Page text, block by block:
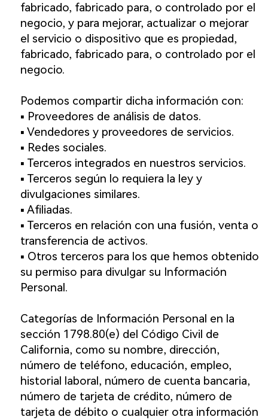
fabricado, fabricado para, o controlado por el
negocio, y para mejorar, actualizar o mejorar
el servicio o dispositivo que es propiedad,
fabricado, fabricado para, o controlado por el
negocio.
Podemos compartir dicha información con:
▪️ Proveedores de análisis de datos.
▪️ Vendedores y proveedores de servicios.
▪️ Redes sociales.
▪️ Terceros integrados en nuestros servicios.
▪️ Terceros según lo requiera la ley y
divulgaciones similares.
▪️ Afiliadas.
▪️ Terceros en relación con una fusión, venta o
transferencia de activos.
▪️ Otros terceros para los que hemos obtenido
su permiso para divulgar su Información
Personal.
Categorías de Información Personal en la
sección 1798.80(e) del Código Civil de
California, como su nombre, dirección,
número de teléfono, educación, empleo,
historial laboral, número de cuenta bancaria,
número de tarjeta de crédito, número de
tarjeta de débito o cualquier otra información